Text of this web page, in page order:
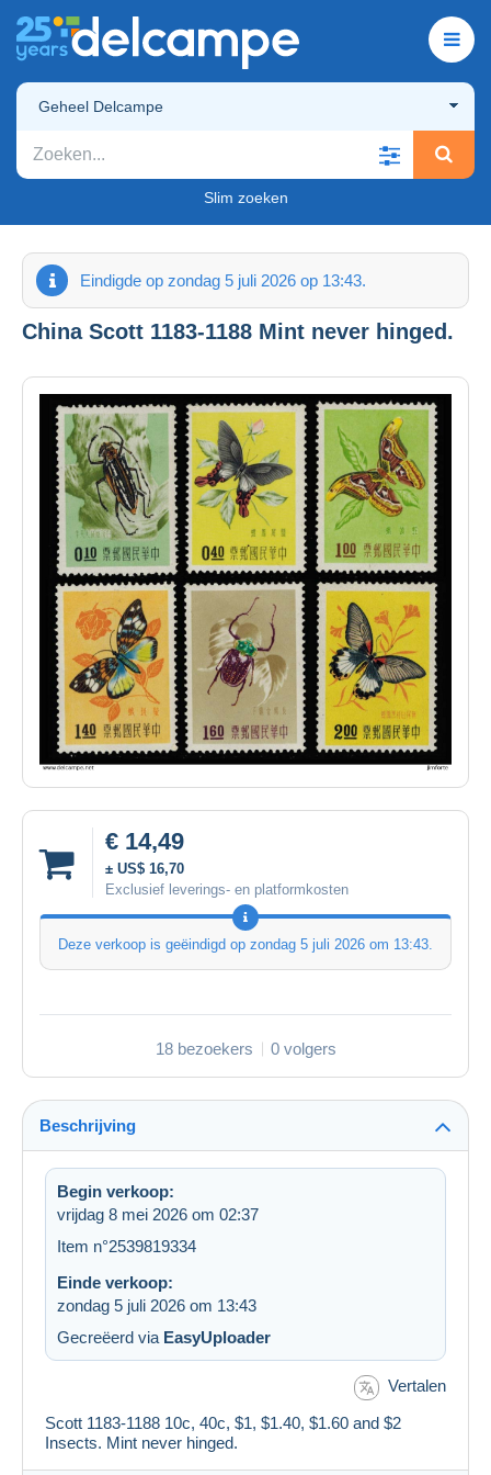
Geheel Delcampe
Slim zoeken
Eindigde op zondag 5 juli 2026 op 13:43.
China Scott 1183-1188 Mint never hinged.
€ 14,49
± US$ 16,70
Exclusief leverings- en platformkosten
Deze verkoop is geëindigd op zondag 5 juli 2026 om 13:43.
18 bezoekers 0 volgers
Beschrijving
Begin verkoop:
vrijdag 8 mei 2026 om 02:37
Item n°2539819334
Einde verkoop:
zondag 5 juli 2026 om 13:43
Gecreëerd via EasyUploader
Vertalen
Scott 1183-1188 10c, 40c, $1, $1.40, $1.60 and $2
Insects. Mint never hinged.